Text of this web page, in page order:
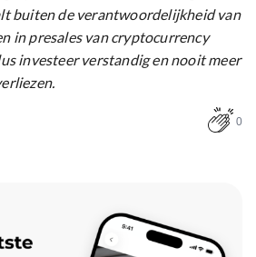
buiten de verantwoordelijkheid van
in presales van cryptocurrency
investeer verstandig en nooit meer
0